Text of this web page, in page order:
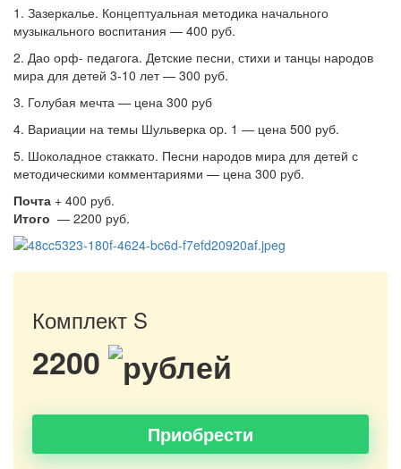
1. Зазеркалье. Концептуальная методика начального
музыкального воспитания — 400 руб.
2. Дао орф- педагога. Детские песни, стихи и танцы народов
мира для детей 3-10 лет — 300 руб.
3. Голубая мечта — цена 300 руб
4. Вариации на темы Шульверка op. 1 — цена 500 руб.
5. Шоколадное стаккато. Песни народов мира для детей с
методическими комментариями — цена 300 руб.
Почта + 400 руб.
Итого — 2200 руб.
Комплект S
2200
Приобрести